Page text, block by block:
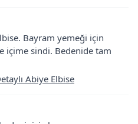
Bayram yemeği için
içime sindi. Bedenide tam
Abiye Elbise